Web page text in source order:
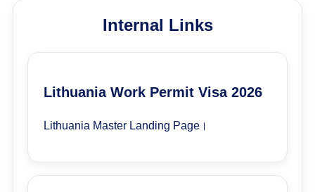
Internal Links
Lithuania Work Permit Visa 2026
Lithuania Master Landing Page।